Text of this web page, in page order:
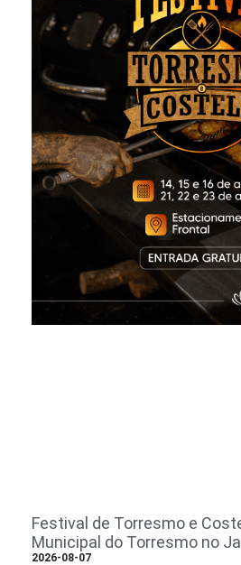
Festival de Torresmo e
Municipal do Torresmo no
2026-08-07